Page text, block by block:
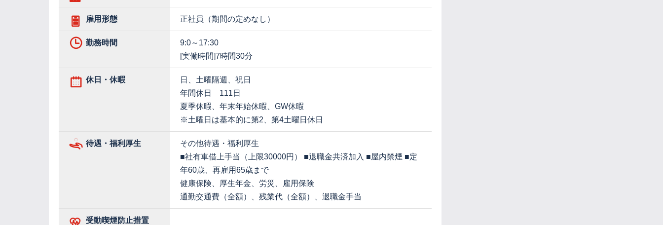
雇用形態 正社員（期間の定めなし）
勤務時間
9:0～17:30
[実働時間]7時間30分
休日・休暇
日、土曜隔週、祝日
年間休日 111日
夏季休暇、年末年始休暇、GW休暇
※土曜日は基本的に第2、第4土曜日休日
待遇・福利厚生
その他待遇・福利厚生
■社有車借上手当（上限30000円） ■退職金共済加入 ■屋内禁煙 ■定
年60歳、再雇用65歳まで
健康保険、厚生年金、労災、雇用保険
通勤交通費（全額）、残業代（全額）、退職金手当
受動喫煙防止措置